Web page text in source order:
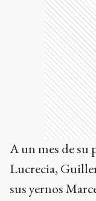
A un mes de su
Lucrecia,
sus yernos